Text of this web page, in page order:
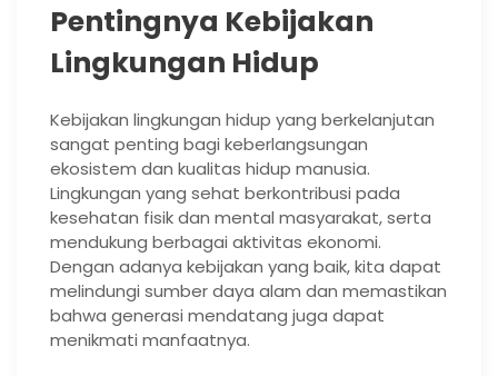
Pentingnya Kebijakan
Lingkungan Hidup
Kebijakan lingkungan hidup yang berkelanjutan
sangat penting bagi keberlangsungan
ekosistem dan kualitas hidup manusia.
Lingkungan yang sehat berkontribusi pada
kesehatan fisik dan mental masyarakat, serta
mendukung berbagai aktivitas ekonomi.
Dengan adanya kebijakan yang baik, kita dapat
melindungi sumber daya alam dan memastikan
bahwa generasi mendatang juga dapat
menikmati manfaatnya.